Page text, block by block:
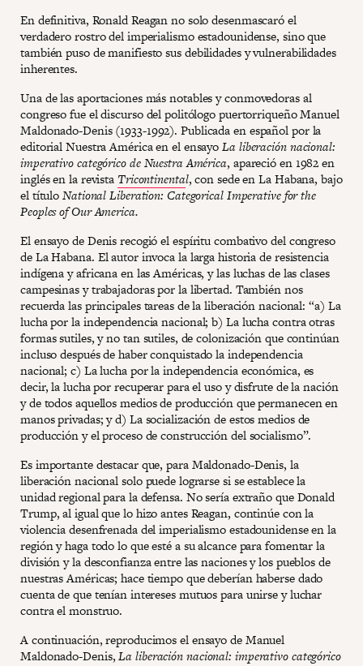
En definitiva, Ronald Reagan no solo desenmascaró el
verdadero rostro del imperialismo estadounidense, sino que
también puso de manifiesto sus debilidades y vulnerabilidades
inherentes.
Una de las aportaciones más notables y conmovedoras al
congreso fue el discurso del politólogo puertorriqueño Manuel
Maldonado-Denis (1933-1992). Publicada en español por la
editorial Nuestra América en el ensayoLa liberación nacional:
imperativo categórico de Nuestra América, apareció en 1982 en
inglés en la revista Tricontinental, con sede en La Habana, bajo
el títuloNational Liberation: Categorical Imperative for the
Peoples of Our America.
El ensayo de Denis recogió el espíritu combativo del congreso
de La Habana. El autor invoca la larga historia de resistencia
indígena y africana en las Américas, y las luchas de las clases
campesinas y trabajadoras por la libertad. También nos
recuerda las principales tareas de la liberación nacional: “a) La
lucha por la independencia nacional; b) La lucha contra otras
formas sutiles, y no tan sutiles, de colonización que continúan
incluso después de haber conquistado la independencia
nacional; c) La lucha por la independencia económica, es
decir, la lucha por recuperar para el uso y disfrute de la nación
y de todos aquellos medios de producción que permanecen en
manos privadas; y d) La socialización de estos medios de
producción y el proceso de construcción del socialismo”.
Es importante destacar que, para Maldonado-Denis, la
liberación nacional solo puede lograrse si se establece la
unidad regional para la defensa. No sería extraño que Donald
Trump, al igual que lo hizo antes Reagan, continúe con la
violencia desenfrenada del imperialismo estadounidense en la
región y haga todo lo que esté a su alcance para fomentar la
división y la desconfianza entre las naciones y los pueblos de
nuestras Américas; hace tiempo que deberían haberse dado
cuenta de que tenían intereses mutuos para unirse y luchar
contra el monstruo.
A continuación, reproducimos el ensayo de Manuel
Maldonado-Denis,La liberación nacional: imperativo categórico